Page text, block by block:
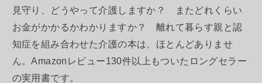
見守り、どうやって介護しますか？ またどれくらい
お金がかかるかわかりますか？ 離れて暮らす親と認
知症を組み合わせた介護の本は、ほとんどありませ
ん。Amazonレビュー130件以上もついたロングセラー
の実用書です。